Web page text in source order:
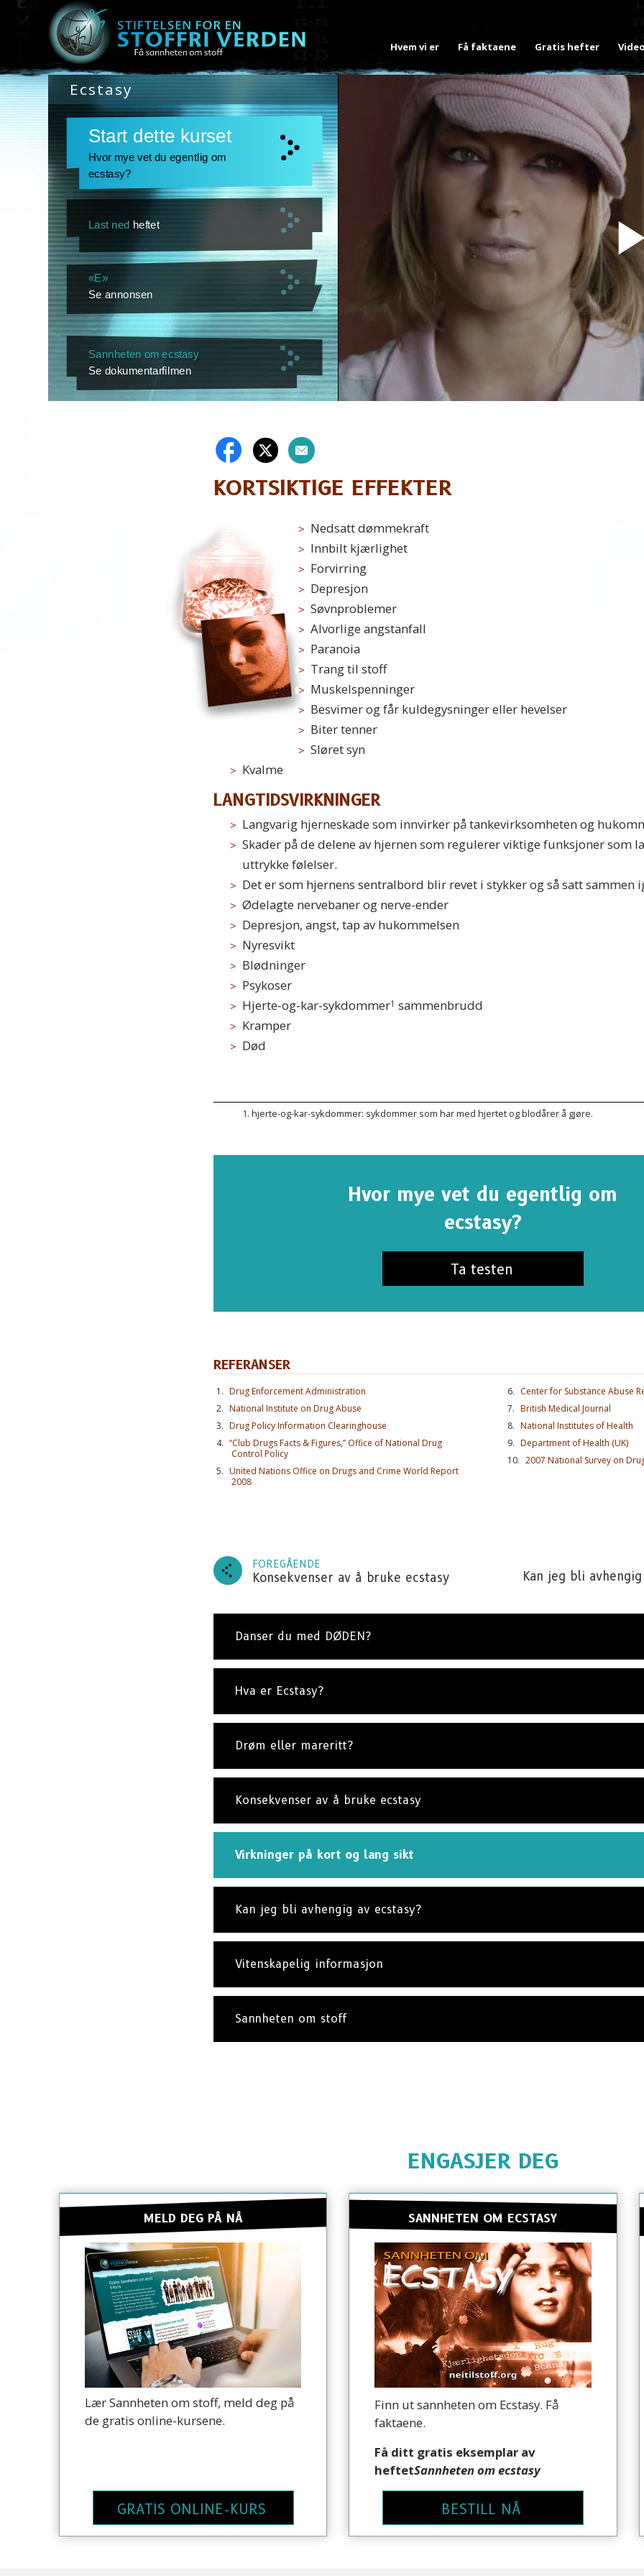
Hvem vi er Få faktaene Gratis hefter
Ecstasy
Start dette kurset
Hvor mye vet du egentlig om
ecstasy?
Last ned heftet
«E»
Se annonsen
Sannheten om ecstasy
Se dokumentarfilmen
KORTSIKTIGE EFFEKTER
Nedsatt dømmekraft
Innbilt kjærlighet
Forvirring
Depresjon
Søvnproblemer
Alvorlige angstanfall
Paranoia
Trang til stoff
Muskelspenninger
Besvimer og får kuldegysninger eller hevelser
Biter tenner
Sløret syn
Kvalme
LANGTIDSVIRKNINGER
Langvarig hjerneskade som innvirker på tankevirksomheten og
Skader på de delene av hjernen som regulerer viktige funksjoner som
uttrykke følelser.
Det er som hjernens sentralbord blir revet i stykker og så satt sammen
Ødelagte nervebaner og nerve-ender
Depresjon, angst, tap av hukommelsen
Nyresvikt
Blødninger
Psykoser
Hjerte-og-kar-sykdommer1 sammenbrudd
Kramper
Død
1. hjerte-og-kar-sykdommer: sykdommer som har med hjertet og blodårer å gjøre.
Hvor mye vet du egentlig om
ecstasy?
Ta testen
REFERANSER
Drug Enforcement Administration
National Institute on Drug Abuse
Drug Policy Information Clearinghouse
“Club Drugs Facts & Figures,” Office of National Drug
Control Policy
United Nations Office on Drugs and Crime World Report
2008
Center for Substance Abuse
British Medical Journal
National Institutes of Health
Department of Health (UK)
2007 National Survey on
FOREGÅENDE
Konsekvenser av å bruke ecstasy Kan jeg bli
Danser du med DØDEN?
Hva er Ecstasy?
Drøm eller mareritt?
Konsekvenser av å bruke ecstasy
Virkninger på kort og lang sikt
Kan jeg bli avhengig av ecstasy?
Vitenskapelig informasjon
Sannheten om stoff
ENGASJER DEG
MELD DEG PÅ NÅ
Lær Sannheten om stoff, meld deg på
de gratis online-kursene.
GRATIS ONLINE-KURS
SANNHETEN OM ECSTASY
Finn ut sannheten om Ecstasy. Få
faktaene.
Få ditt gratis eksemplar av
heftetSannheten om ecstasy
BESTILL NÅ